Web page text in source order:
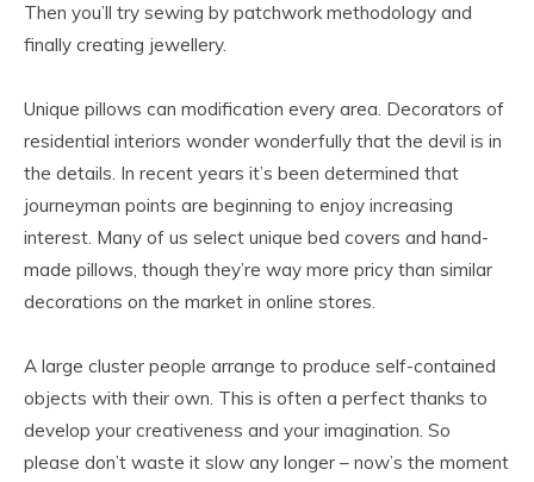
Then you’ll try sewing by patchwork methodology and
finally creating jewellery.
Unique pillows can modification every area. Decorators of
residential interiors wonder wonderfully that the devil is in
the details. In recent years it’s been determined that
journeyman points are beginning to enjoy increasing
interest. Many of us select unique bed covers and hand-
made pillows, though they’re way more pricy than similar
decorations on the market in online stores.
A large cluster people arrange to produce self-contained
objects with their own. This is often a perfect thanks to
develop your creativeness and your imagination. So
please don’t waste it slow any longer – now’s the moment